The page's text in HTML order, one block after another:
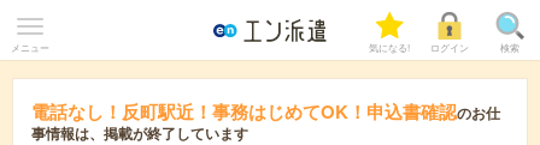
メニュー 気になる! ログイン 検索
電話なし！反町駅近！事務はじめてOK！申込書確認のお仕
事情報は、掲載が終了しています